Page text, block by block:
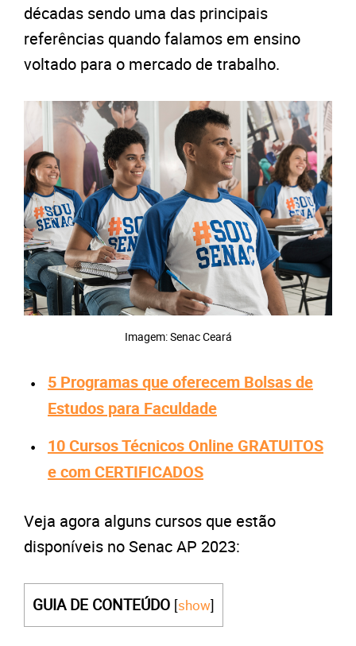
décadas sendo uma das principais
referências quando falamos em ensino
voltado para o mercado de trabalho.
Imagem: Senac Ceará
5 Programas que oferecem Bolsas de
Estudos para Faculdade
10 Cursos Técnicos Online GRATUITOS
e com CERTIFICADOS
Veja agora alguns cursos que estão
disponíveis no Senac AP 2023:
GUIA DE CONTEÚDO [show]